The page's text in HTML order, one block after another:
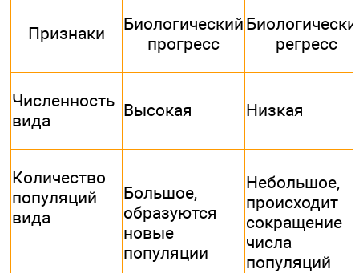
Признаки
Биологический
прогресс
регресс
Численность
вида
Высокая Низкая
Количество
популяций
вида
Большое,
образуются
новые
популяции
Небольшое,
происходит
сокращение
числа
популяций